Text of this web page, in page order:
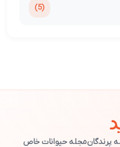
(5)
پرندگانمجله حیوانات خاص